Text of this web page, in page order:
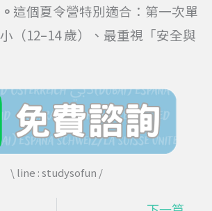
這個夏令營特別適合：第一次單
（12–14 歲）、最重視「安全與
\ line : studysofun /